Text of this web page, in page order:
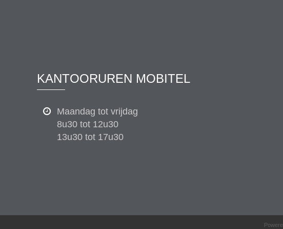
KANTOORUREN MOBITEL
Maandag tot vrijdag
8u30 tot 12u30
13u30 tot 17u30